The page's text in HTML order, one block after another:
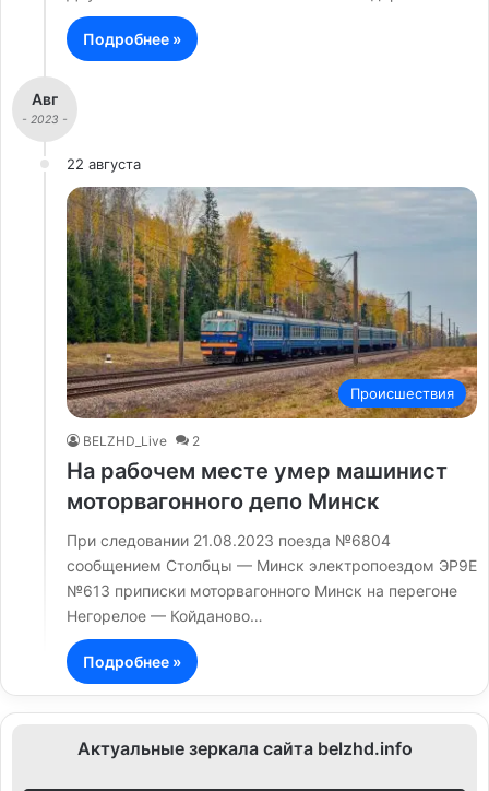
Подробнее »
Авг
- 2023 -
22 августа
Происшествия
BELZHD_Live 2
На рабочем месте умер машинист
моторвагонного депо Минск
При следовании 21.08.2023 поезда №6804
сообщением Столбцы — Минск электропоездом ЭР9Е
№613 приписки моторвагонного Минск на перегоне
Негорелое — Койданово…
Подробнее »
Актуальные зеркала сайта belzhd.info